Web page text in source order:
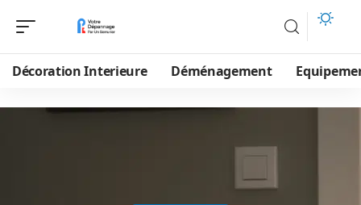
Décoration Interieure Déménagement